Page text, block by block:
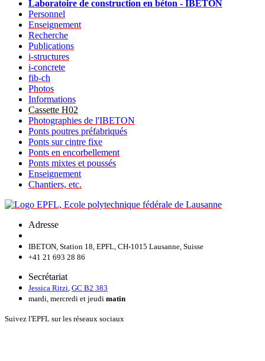
Laboratoire de construction en béton - IBETON
Personnel
Enseignement
Recherche
Publications
i-structures
i-concrete
fib-ch
Photos
Informations
Cassette H02
Photographies de l'IBETON
Ponts poutres préfabriqués
Ponts sur cintre fixe
Ponts en encorbellement
Ponts mixtes et poussés
Enseignement
Chantiers, etc.
Adresse
IBETON, Station 18, EPFL, CH-1015 Lausanne, Suisse
+41 21 693 28 86
Secrétariat
Jessica Ritzi GC B2 383
mardi, mercredi et jeudi matin
Suivez l'EPFL sur les réseaux sociaux